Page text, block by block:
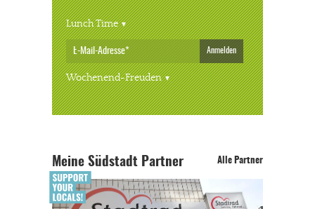
Lunch Time
Anmelden
Wochenend-Freuden
Meine Südstadt Partner Alle Partner